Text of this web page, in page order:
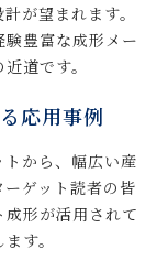
が望まれます。
豊富な成形メー
道です。
応用事例
から、幅広い産
ゲット読者の皆
形が活用されて
す。